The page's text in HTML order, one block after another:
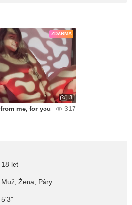
ZDARMA
3
from me, for you
317
18 let
Muž, Žena, Páry
5'3"